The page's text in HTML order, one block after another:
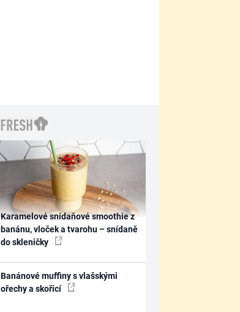
Karamelové snídaňové smoothie z
banánu, vloček a tvarohu – snídaně
do skleničky
Banánové muffiny s vlašskými
ořechy a skořicí